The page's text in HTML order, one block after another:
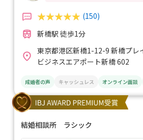
(150)
新橋駅 徒歩1分
東京都港区新橋1-12-9 新橋プレ
ビジネスエアポート新橋 602
成婚者の声 キャッシュレス オンライン面談
結婚相談所 ラシック